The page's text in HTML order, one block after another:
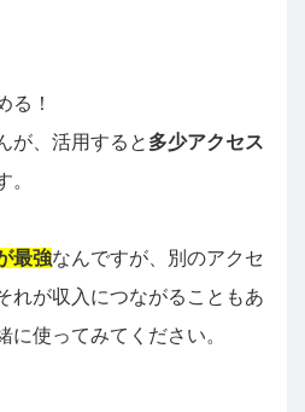
る！
が、活用すると 多少アクセス
。
最強なんですが、別のアクセ
れが収入につながることもあ
に使ってみてください。